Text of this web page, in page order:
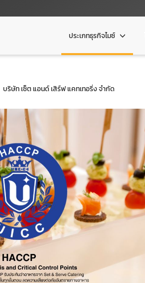
ประเภทธุรกิจไมซ์
บริษัท เซ็ต แอนด์ เสิร์ฟ แคทเทอริ่ง จำกัด